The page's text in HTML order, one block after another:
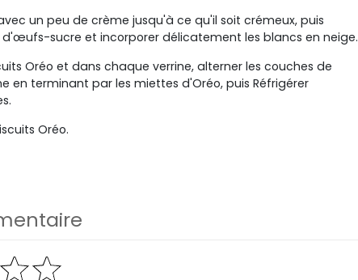
un peu de crème jusqu'à ce qu'il soit crémeux, puis
sucre et incorporer délicatement les blancs en neige.
Oréo et dans chaque verrine, alterner les couches de
en terminant par les miettes d'Oréo, puis Réfrigérer
Oréo.